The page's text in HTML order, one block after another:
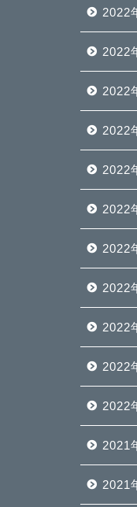
2022
2022
2022
2022
2022
2022
2022
2022
2022
2022
2022
2021
2021